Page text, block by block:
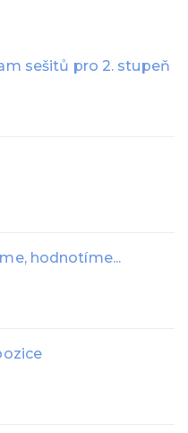
sešitů pro 2. stupeň
hodnotíme...